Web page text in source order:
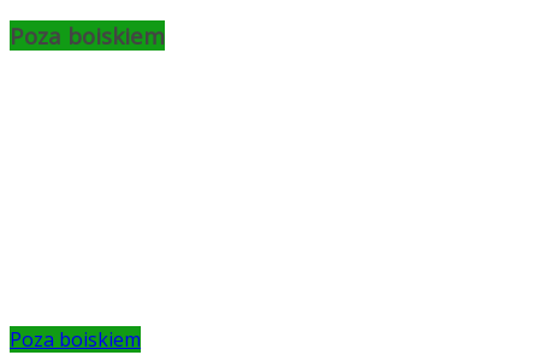
Poza boiskiem
Poza boiskiem